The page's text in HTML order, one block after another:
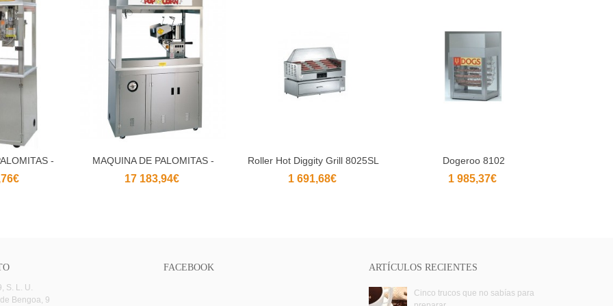
carrito
-
Añadir al carrito
MAQUINA DE PALOMITAS -
CORNADO...
17 183,94€
Añadir al carrito
Roller Hot Diggity Grill 8025SL
1 691,68€
Añadir al carrito
Dogeroo 8102
1 985,37€
S. L. U.
Bengoa, 9
FACEBOOK ARTÍCULOS RECIENTES
Cinco trucos que no sabías para